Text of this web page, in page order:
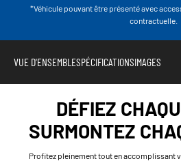
*Véhicule pouvant être présenté avec
contractuelle.
VUE D'ENSEMBLESPÉCIFICATIONSIMAGES
DÉFIEZ
SURMONTEZ
Profitez pleinement tout en accomplissant